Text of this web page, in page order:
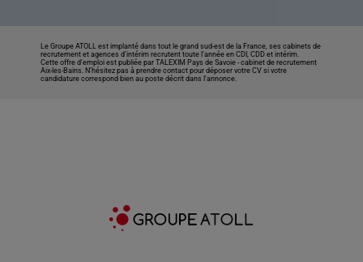
Le Groupe ATOLL est implanté dans tout le grand sud-est de la France, ses cabinets de
recrutement et agences d’intérim recrutent toute l’année en CDI, CDD et intérim.
Cette offre d’emploi est publiée par TALEXIM Pays de Savoie -cabinet de recrutement
Aix-les-Bains . N’hésitez pas à prendre contact pour déposer votre CV si votre
candidature correspond bien au poste décrit dans l'annonce.